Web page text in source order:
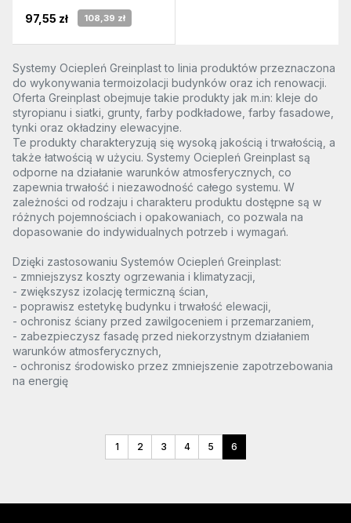
97,55 zł
108,39 zł
Systemy Ociepleń Greinplast to linia produktów przeznaczona
do wykonywania termoizolacji budynków oraz ich renowacji.
Oferta Greinplast obejmuje takie produkty jak m.in: kleje do
styropianu i siatki, grunty, farby podkładowe, farby fasadowe,
tynki oraz okładziny elewacyjne.
Te produkty charakteryzują się wysoką jakością i trwałością, a
także łatwością w użyciu. Systemy Ociepleń Greinplast są
odporne na działanie warunków atmosferycznych, co
zapewnia trwałość i niezawodność całego systemu. W
zależności od rodzaju i charakteru produktu dostępne są w
różnych pojemnościach i opakowaniach, co pozwala na
dopasowanie do indywidualnych potrzeb i wymagań.
Dzięki zastosowaniu Systemów Ociepleń Greinplast:
- zmniejszysz koszty ogrzewania i klimatyzacji,
- zwiększysz izolację termiczną ścian,
- poprawisz estetykę budynku i trwałość elewacji,
- ochronisz ściany przed zawilgoceniem i przemarzaniem,
- zabezpieczysz fasadę przed niekorzystnym działaniem
warunków atmosferycznych,
- ochronisz środowisko przez zmniejszenie zapotrzebowania
na energię
1 2 3 4 5 6